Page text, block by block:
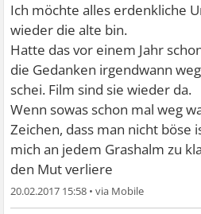
Ich möchte alles erdenkliche
wieder die alte bin.
Hatte das vor einem Jahr
die Gedanken irgendwann
schei. Film sind sie wieder da.
Wenn sowas schon mal weg
Zeichen, dass man nicht böse
mich an jedem Grashalm zu
den Mut verliere
20.02.2017 15:58 •